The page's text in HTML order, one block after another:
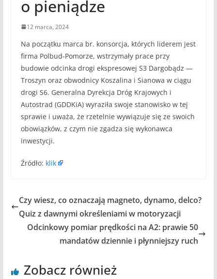
o pieniądze
12 marca, 2024
Na początku marca br. konsorcja, których liderem jest
firma Polbud-Pomorze, wstrzymały prace przy
budowie odcinka drogi ekspresowej S3 Dargobądz —
Troszyn oraz obwodnicy Koszalina i Sianowa w ciągu
drogi S6. Generalna Dyrekcja Dróg Krajowych i
Autostrad (GDDKiA) wyraziła swoje stanowisko w tej
sprawie i uważa, że rzetelnie wywiązuje się ze swoich
obowiązków, z czym nie zgadza się wykonawca
inwestycji.
Źródło: klik
Czy wiesz, co oznaczają magneto, dynamo, delco?
Quiz z dawnymi określeniami w motoryzacji
Odcinkowy pomiar prędkości na A2: prawie 50
mandatów dziennie i płynniejszy ruch
Zobacz również